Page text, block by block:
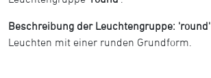
Beschreibung der Leuchtengruppe: 'round'
Leuchten mit einer runden Grundform.